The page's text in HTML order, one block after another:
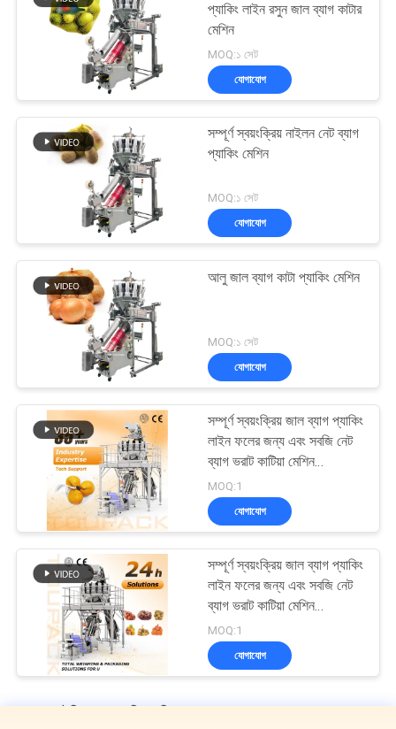
প্যাকিং লাইন রসুন জাল ব্যাগ কাটার
মেশিন
MOQ:১ সেট
যোগাযোগ
সম্পূর্ণ স্বয়ংক্রিয় নাইলন নেট ব্যাগ
প্যাকিং মেশিন
MOQ:১ সেট
যোগাযোগ
আলু জাল ব্যাগ কাটা প্যাকিং মেশিন
MOQ:১ সেট
যোগাযোগ
সম্পূর্ণ স্বয়ংক্রিয় জাল ব্যাগ প্যাকিং
লাইন ফলের জন্য এবং সবজি নেট
ব্যাগ ভরাট কাটিয়া মেশিন
Mtulihead ওজন সঙ্গে
MOQ:1
যোগাযোগ
সম্পূর্ণ স্বয়ংক্রিয় জাল ব্যাগ প্যাকিং
লাইন ফলের জন্য এবং সবজি নেট
ব্যাগ ভরাট কাটিয়া মেশিন
Mtulihead ওজন সঙ্গে
MOQ:1
যোগাযোগ
ফল এবং উদ্ভিজ্জ প্যাকেজিং মেশিন